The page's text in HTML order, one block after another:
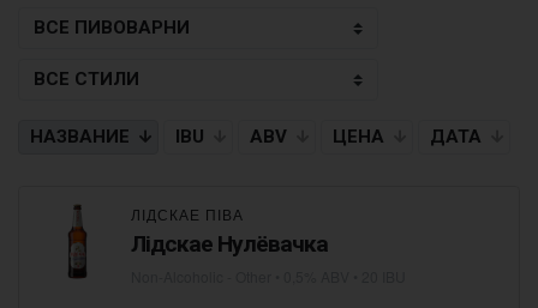
НАЗВАНИЕ IBU ABV ЦЕНА ДАТА
ЛІДСКАЕ ПІВА
Лідскае Нулёвачка